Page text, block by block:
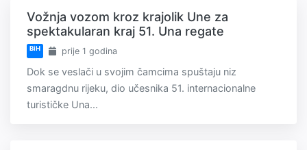
Vožnja vozom kroz krajolik Une za
spektakularan kraj 51. Una regate
BiH prije 1 godina
Dok se veslači u svojim čamcima spuštaju niz
smaragdnu rijeku, dio učesnika 51. internacionalne
turističke Una...